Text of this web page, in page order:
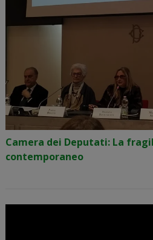
Camera dei Deputati: La
contemporaneo